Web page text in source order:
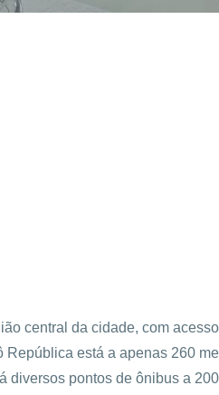
central da cidade, com
está a apenas 260
pontos de ônibus a